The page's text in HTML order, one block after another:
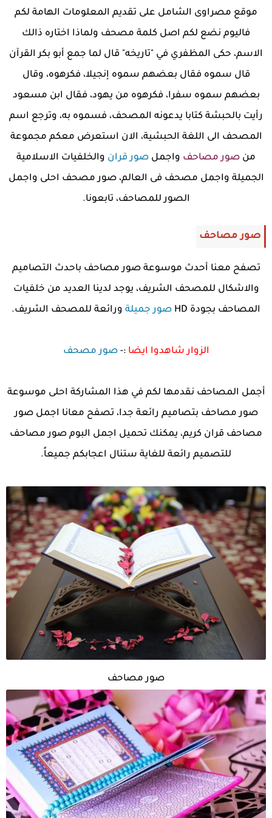
موقع مصراوى الشامل على تقديم المعلومات الهامة لكم
فاليوم نضع لكم اصل كلمة مصحف ولماذا اختاره ذالك
الاسم، حكى المظفري في "تاريخه" قال لما جمع أبو بكر القرآن
قال سموه فقال بعضهم سموه إنجيلا، فكرهوه، وقال
بعضهم سموه سفرا، فكرهوه من يهود، فقال ابن مسعود
رأيت بالحبشة كتابا يدعونه المصحف، فسموه به، وترجع اسم
المصحف الى اللغة الحبشية، الان استعرض معكم مجموعة
من صور مصاحف واجمل صور قران والخلفيات الاسلامية
الجميلة واجمل مصحف فى العالم، صور مصحف احلى واجمل
الصور للمصاحف، تابعونا.
صور مصاحف
تصفح معنا أحدث موسوعة صور مصاحف باحدث التصاميم
والاشكال للمصحف الشريف، يوجد لدينا العديد من خلفيات
المصاحف بجودة HD
صور جميلة ورائعة للمصحف الشريف.
الزوار شاهدوا ايضا :-صور مصحف
أجمل المصاحف نقدمها لكم في هذا المشاركة احلى موسوعة
صور مصاحف بتصاميم رائعة جدا، تصفح معانا اجمل صور
مصاحف قران كريم، يمكنك تحميل اجمل البوم صور مصاحف
للتصميم رائعة للغاية ستنال اعجابكم جميعاً.
صور مصاحف